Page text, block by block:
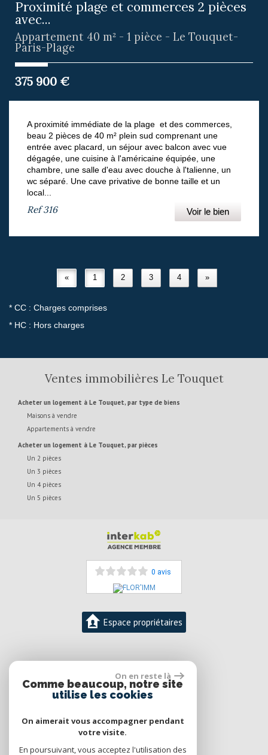
Proximité plage et commerces 2 pièces
avec...
Appartement 40 m² - 1 pièce - Le Touquet-
Paris-Plage
375 900 €
A proximité immédiate de la plage et des commerces,
beau 2 pièces de 40 m² plein sud comprenant une
entrée avec placard, un séjour avec balcon avec vue
dégagée, une cuisine à l'américaine équipée, une
chambre, une salle d'eau avec douche à l'talienne, un
wc séparé. Une cave privative de bonne taille et un
local...
Ref316 Voir le bien
« 1 2 3 4 »
* CC : Charges comprises
* HC : Hors charges
Ventes immobilières Le Touquet
Acheter un logement à Le Touquet, par type de biens
Maisons à vendre
Appartements à vendre
Acheter un logement à Le Touquet, par pièces
Un 2 pièces
Un 3 pièces
Un 4 pièces
Un 5 pièces
0 avis
Espace propriétaires
Florence DESMIDT-DUFOUR
contact@florimm.com
On en reste là
Comme beaucoup, notre site
utilise les cookies
On aimerait vous accompagner pendant
votre visite.
En poursuivant, vous acceptez l'utilisation des